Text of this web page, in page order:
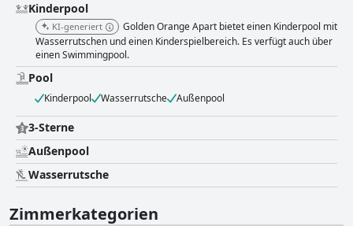
Kinderpool
KI-generiert
Golden Orange Apart bietet einen Kinderpool mit
Wasserrutschen und einen Kinderspielbereich. Es verfügt auch über
einen Swimmingpool.
Pool
Kinderpool Wasserrutsche Außenpool
3-Sterne
Außenpool
Wasserrutsche
Zimmerkategorien